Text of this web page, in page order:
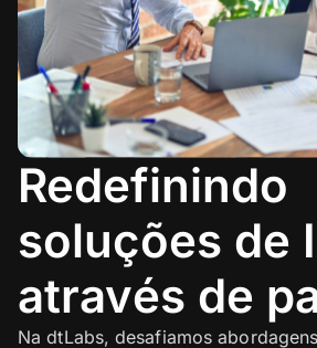
Redefinindo
soluções de
através de
Na dtLabs, desafiamos